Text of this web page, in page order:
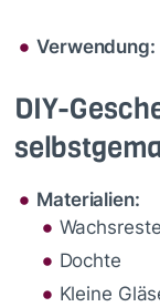
Verwendung:
DIY-
Materialien:
Dochte
Kleine